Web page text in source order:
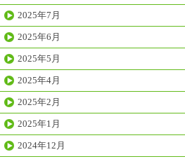
2025年7月
2025年6月
2025年5月
2025年4月
2025年2月
2025年1月
2024年12月